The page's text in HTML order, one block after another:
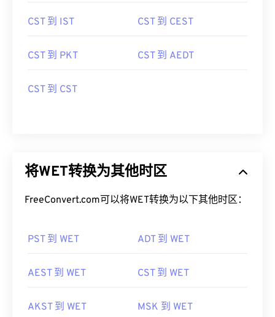
CST 到 IST CST 到 CEST
CST 到 PKT CST 到 AEDT
CST 到 CST
将WET转换为其他时区
FreeConvert.com可以将WET转换为以下其他时区：
PST 到 WET ADT 到 WET
AEST 到 WET CST 到 WET
AKST 到 WET MSK 到 WET